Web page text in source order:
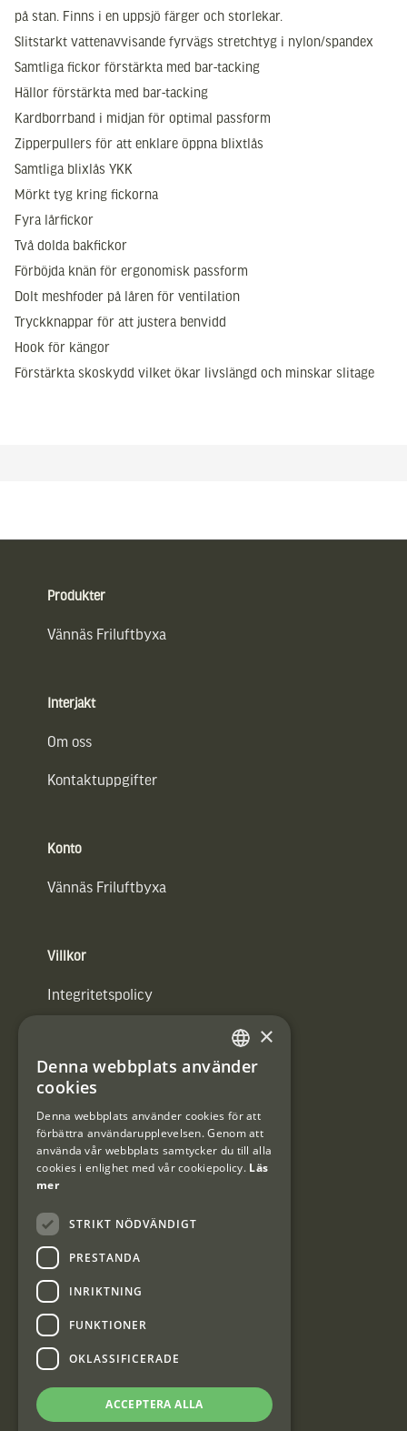
på stan. Finns i en uppsjö färger och storlekar.
Slitstarkt vattenavvisande fyrvägs stretchtyg i nylon/spandex
Samtliga fickor förstärkta med bar-tacking
Hällor förstärkta med bar-tacking
Kardborrband i midjan för optimal passform
Zipperpullers för att enklare öppna blixtlås
Samtliga blixlås YKK
Mörkt tyg kring fickorna
Fyra lårfickor
Två dolda bakfickor
Förböjda knän för ergonomisk passform
Dolt meshfoder på låren för ventilation
Tryckknappar för att justera benvidd
Hook för kängor
Förstärkta skoskydd vilket ökar livslängd och minskar slitage
Produkter
Vännäs Friluftbyxa
Interjakt
Om oss
Kontaktuppgifter
Konto
Vännäs Friluftbyxa
Villkor
Integritetspolicy
#Interjaktfamily
Kundklubb
Information om kundklubben.
Interjakt Sweden AB, Årjäng
SWEDISH
×
Denna webbplats använder
cookies
Denna webbplats använder cookies för att
förbättra användarupplevelsen. Genom att
använda vår webbplats samtycker du till alla
cookies i enlighet med vår cookiepolicy. Läs
mer
STRIKT NÖDVÄNDIGT
PRESTANDA
INRIKTNING
FUNKTIONER
OKLASSIFICERADE
ACCEPTERA ALLA